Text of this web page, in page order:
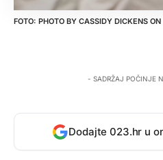
PHOTO BY CASSIDY DICKENS ON
- SADRŽAJ POČINJE
Dodajte 023.hr u